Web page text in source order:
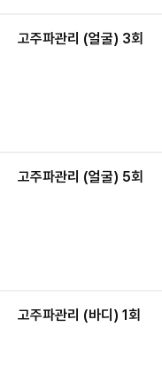
고주파관리 (얼굴) 3회
고주파관리 (얼굴) 5회
고주파관리 (바디) 1회